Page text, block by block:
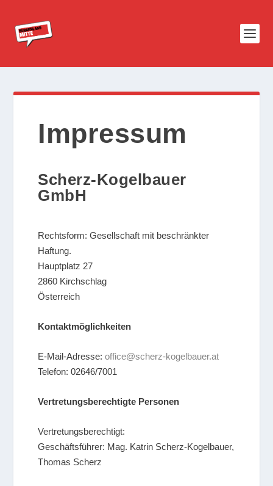
Impressum
Scherz-Kogelbauer
GmbH
Rechtsform: Gesellschaft mit beschränkter
Haftung.
Hauptplatz 27
2860 Kirchschlag
Österreich
Kontaktmöglichkeiten
E-Mail-Adresse:office@scherz-kogelbauer.at
Telefon: 02646/7001
Vertretungsberechtigte Personen
Vertretungsberechtigt:
Geschäftsführer: Mag. Katrin Scherz-Kogelbauer,
Thomas Scherz